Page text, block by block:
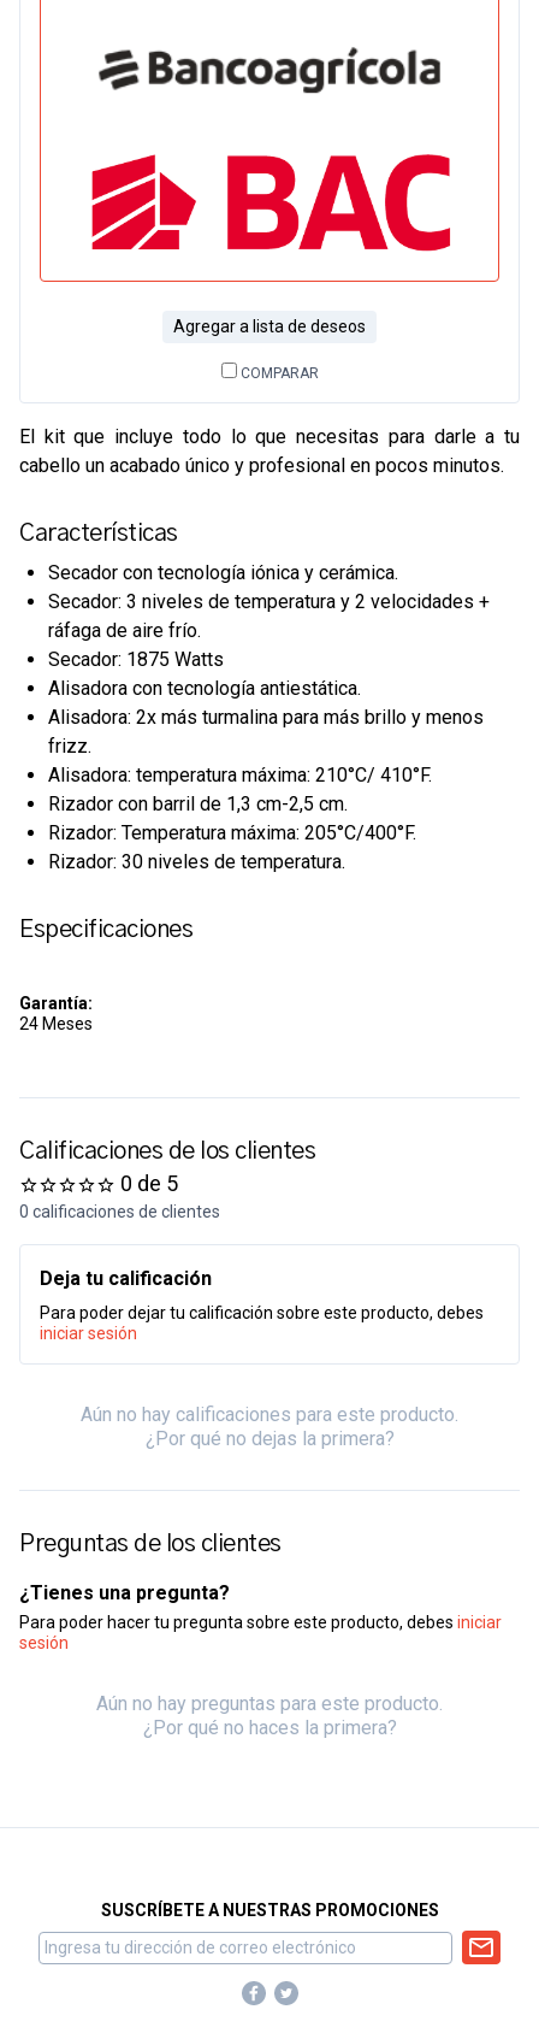
Agregar a lista de deseos
COMPARAR
El kit que incluye todo lo que necesitas para darle a tu
cabello un acabado único y profesional en pocos minutos.
Características
Secador con tecnología iónica y cerámica.
Secador: 3 niveles de temperatura y 2 velocidades +
ráfaga de aire frío.
Secador: 1875 Watts
Alisadora con tecnología antiestática.
Alisadora: 2x más turmalina para más brillo y menos
frizz.
Alisadora: temperatura máxima: 210°C/ 410°F.
Rizador con barril de 1,3 cm-2,5 cm.
Rizador: Temperatura máxima: 205°C/400°F.
Rizador: 30 niveles de temperatura.
Especificaciones
Garantía:
24 Meses
Calificaciones de los clientes
0 de 5
0 calificaciones de clientes
Deja tu calificación
Para poder dejar tu calificación sobre este producto, debes
iniciar sesión
Aún no hay calificaciones para este producto.
¿Por qué no dejas la primera?
Preguntas de los clientes
¿Tienes una pregunta?
Para poder hacer tu pregunta sobre este producto, debes iniciar
sesión
Aún no hay preguntas para este producto.
¿Por qué no haces la primera?
SUSCRÍBETE A NUESTRAS PROMOCIONES